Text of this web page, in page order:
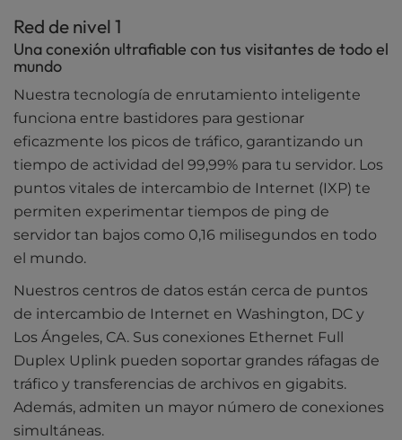
Red de nivel 1
Una conexión ultrafiable con tus visitantes de todo el
mundo
Nuestra tecnología de enrutamiento inteligente
funciona entre bastidores para gestionar
eficazmente los picos de tráfico, garantizando un
tiempo de actividad del 99,99% para tu servidor. Los
puntos vitales de intercambio de Internet (IXP) te
permiten experimentar tiempos de ping de
servidor tan bajos como 0,16 milisegundos en todo
el mundo.
Nuestros centros de datos están cerca de puntos
de intercambio de Internet en Washington, DC y
Los Ángeles, CA. Sus conexiones Ethernet Full
Duplex Uplink pueden soportar grandes ráfagas de
tráfico y transferencias de archivos en gigabits.
Además, admiten un mayor número de conexiones
simultáneas.